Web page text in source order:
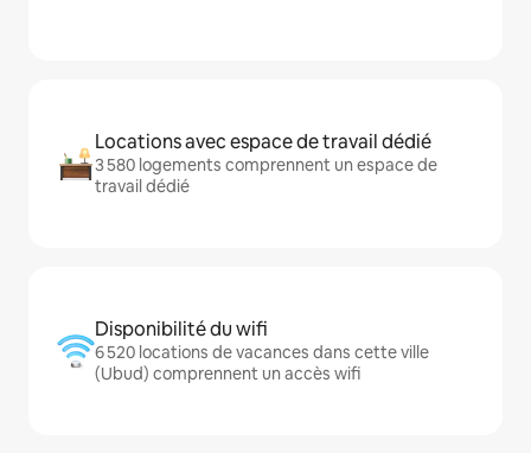
Locations avec espace de travail dédié
3 580 logements comprennent un espace de
travail dédié
Disponibilité du wifi
6 520 locations de vacances dans cette ville
(Ubud) comprennent un accès wifi